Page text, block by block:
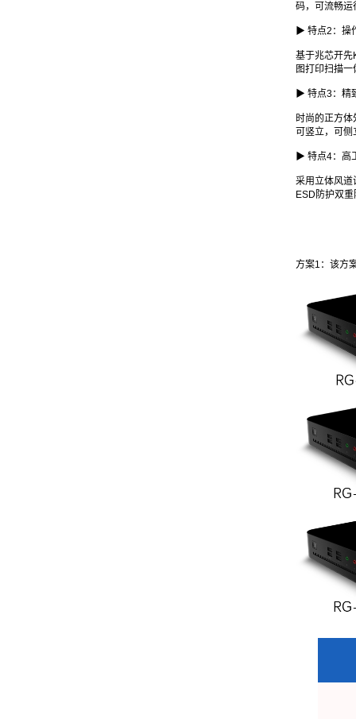
码，可流畅运
▶ 特点2：操
基于兆芯开先
图打印扫描一
▶ 特点3：精
时尚的正方体
可竖立，可侧
▶ 特点4：高
采用立体风道
ESD防护双
方案1：该方